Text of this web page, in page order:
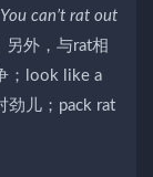
You can’t rat out
另外，与rat相
；look like a
劲儿；pack rat